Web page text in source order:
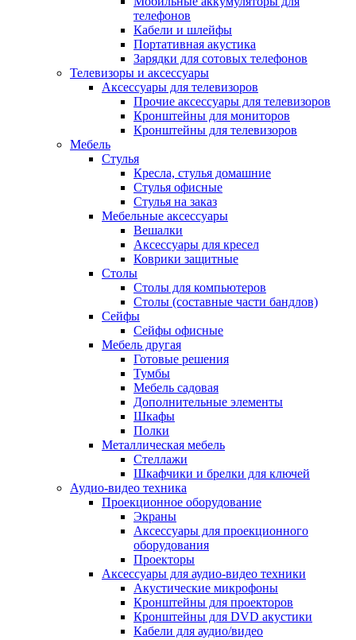
телефонов
Кабели и шлейфы
Портативная акустика
Зарядки для сотовых телефонов
Телевизоры и аксессуары
Аксессуары для телевизоров
Прочие аксессуары для телевизоров
Кронштейны для мониторов
Кронштейны для телевизоров
Мебель
Стулья
Кресла, стулья домашние
Стулья офисные
Стулья на заказ
Мебельные аксессуары
Вешалки
Аксессуары для кресел
Коврики защитные
Столы
Столы для компьютеров
Столы (составные части бандлов)
Сейфы
Сейфы офисные
Мебель другая
Готовые решения
Тумбы
Мебель садовая
Дополнительные элементы
Шкафы
Полки
Металлическая мебель
Стеллажи
Шкафчики и брелки для ключей
Аудио-видео техника
Проекционное оборудование
Экраны
Аксессуары для проекционного
оборудования
Проекторы
Аксессуары для аудио-видео техники
Акустические микрофоны
Кронштейны для проекторов
Кронштейны для DVD акустики
Кабели для аудио/видео